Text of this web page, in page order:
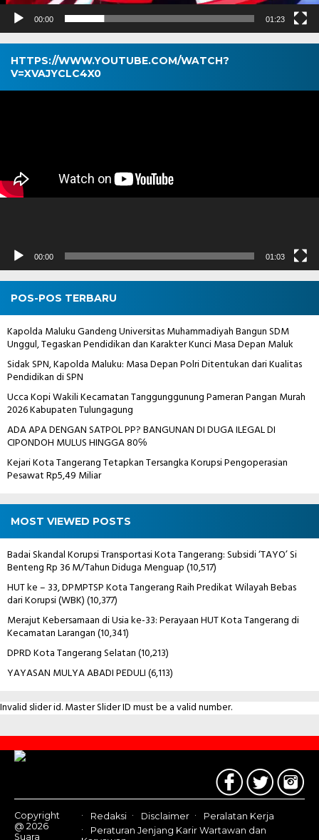
00:00 01:23
HTTPS://WWW.YOUTUBE.COM/WATCH?
V=XVAJYCLC4X0
Pemutar
00:00 01:03
POS-POS TERBARU
Kapolda Maluku Gandeng Universitas Muhammadiyah Bangun SDM
Unggul, Tegaskan Pendidikan dan Karakter Kunci Masa Depan Maluk
Sidak SPN, Kapolda Maluku: Masa Depan Polri Ditentukan dari Kualitas
Pendidikan di SPN
Ucca Kopi Wakili Kecamatan Tanggunggunung Pameran Pangan Murah
2026 Kabupaten Tulungagung
ADA APA DENGAN SATPOL PP? BANGUNAN DI DUGA ILEGAL DI
CIPONDOH MULUS HINGGA 80℅
Kejari Kota Tangerang Tetapkan Tersangka Korupsi Pengoperasian
Pesawat Rp5,49 Miliar
MOST VIEWED POSTS
Badai Skandal Korupsi Transportasi Kota Tangerang: Subsidi ‘TAYO’ Si
Benteng Rp 36 M/Tahun Diduga Menguap(10,517)
HUT ke – 33, DPMPTSP Kota Tangerang Raih Predikat Wilayah Bebas
dari Korupsi (WBK)(10,377)
Merajut Kebersamaan di Usia ke-33: Perayaan HUT Kota Tangerang di
Kecamatan Larangan(10,341)
DPRD Kota Tangerang Selatan(10,213)
YAYASAN MULYA ABADI PEDULI(6,113)
Invalid slider id. Master Slider ID must be a valid number.
Contact
Us
Copyright
@ 2026
Suara
Redaksi Disclaimer
Peralatan Kerja
Peraturan Jenjang Karir Wartawan dan